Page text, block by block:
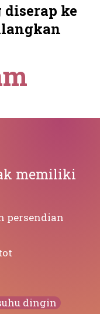
ke
memiliki
persendian
dingin